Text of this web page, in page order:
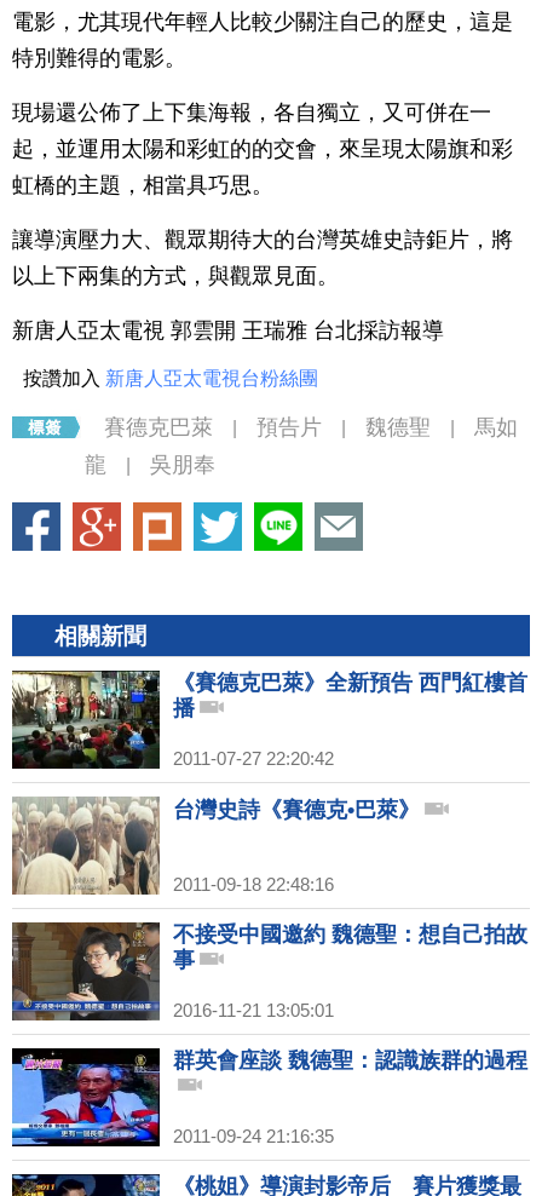
電影，尤其現代年輕人比較少關注自己的歷史，這是
特別難得的電影。
現場還公佈了上下集海報，各自獨立，又可併在一
起，並運用太陽和彩虹的的交會，來呈現太陽旗和彩
虹橋的主題，相當具巧思。
讓導演壓力大、觀眾期待大的台灣英雄史詩鉅片，將
以上下兩集的方式，與觀眾見面。
新唐人亞太電視 郭雲開 王瑞雅 台北採訪報導
按讚加入 新唐人亞太電視台粉絲團
賽德克巴萊 預告片 魏德聖
馬如
龍
吳朋奉
相關新聞
《賽德克巴萊》全新預告 西門紅樓首
播
2011-07-27 22:20:42
台灣史詩《賽德克•巴萊》
2011-09-18 22:48:16
不接受中國邀約 魏德聖：想自己拍故
事
2016-11-21 13:05:01
群英會座談 魏德聖：認識族群的過程
2011-09-24 21:16:35
《桃姐》導演封影帝后 賽片獲獎最